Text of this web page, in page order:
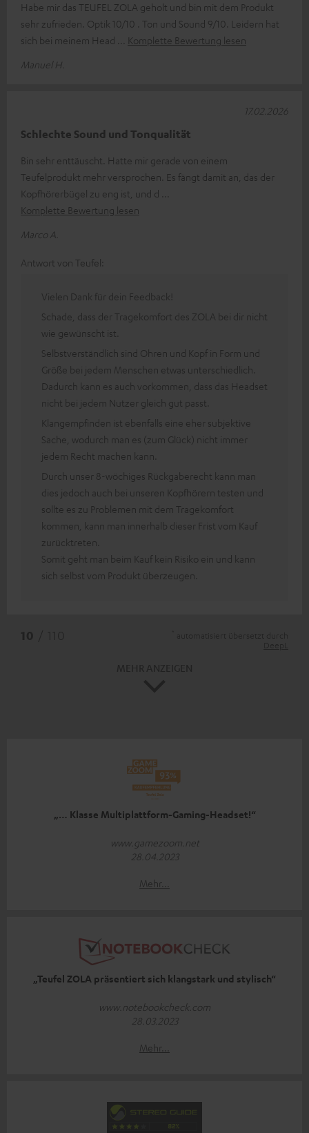
Habe mir das TEUFEL ZOLA geholt und bin mit dem Produkt
sehr zufrieden. Optik 10/10 . Ton und Sound 9/10. Leidern hat
sich bei meinem Head
Komplette Bewertung lesen
Manuel H.
Schlechte Sound und Tonqualität
Bin sehr enttäuscht. Hatte mir gerade von einem
Teufelprodukt mehr versprochen. Es fängt damit an, das der
Kopfhörerbügel zu eng ist, und d
Komplette Bewertung lesen
Marco A.
17.02.2026
Antwort von Teufel:
Vielen Dank für dein Feedback!
Schade, dass der Tragekomfort des ZOLA bei dir nicht
wie gewünscht ist.
Selbstverständlich sind Ohren und Kopf in Form und
Größe bei jedem Menschen etwas unterschiedlich.
Dadurch kann es auch vorkommen, dass das Headset
nicht bei jedem Nutzer gleich gut passt.
Klangempfinden ist ebenfalls eine eher subjektive
Sache, wodurch man es (zum Glück) nicht immer
jedem Recht machen kann.
Durch unser 8-wöchiges Rückgaberecht kann man
dies jedoch auch bei unseren Kopfhörern testen und
sollte es zu Problemen mit dem Tragekomfort
kommen, kann man innerhalb dieser Frist vom Kauf
zurücktreten.
Somit geht man beim Kauf kein Risiko ein und kann
sich selbst vom Produkt überzeugen.
„… Klasse Multiplattform-Gaming-Headset!“
www.gamezoom.net
28.04.2023
Mehr...
„Teufel ZOLA präsentiert sich klangstark und stylisch“
www.notebookcheck.com
28.03.2023
Mehr...